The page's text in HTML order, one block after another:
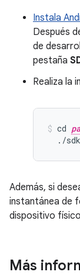
Instala
Después
de
pestaña
Realiza la
cd
Además, si
instantánea de
dispositivo
Más